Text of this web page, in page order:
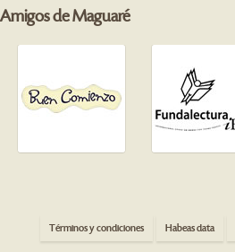
Amigos de Maguaré
Términos y condiciones Habeas data